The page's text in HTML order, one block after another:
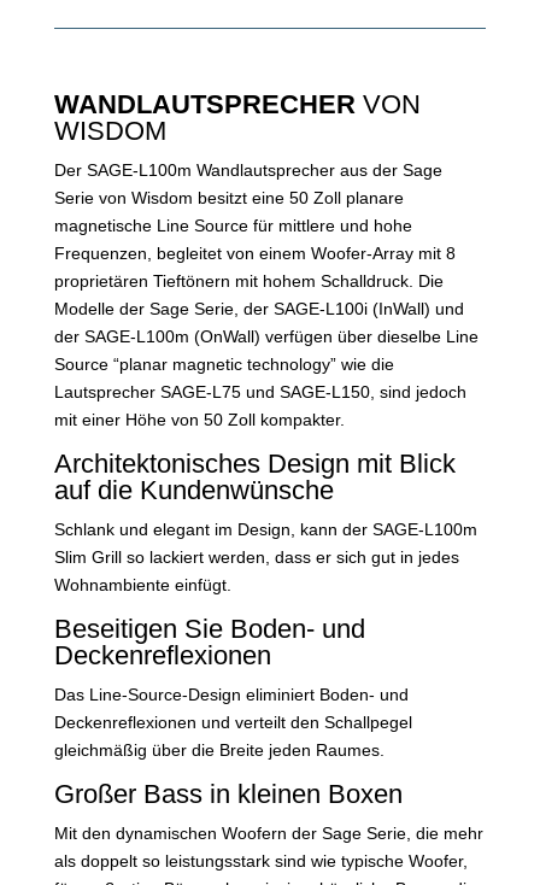
WANDLAUTSPRECHERVON
WISDOM
Der SAGE-L100m Wandlautsprecher aus der Sage
Serie von Wisdom besitzt eine 50 Zoll planare
magnetische Line Source für mittlere und hohe
Frequenzen, begleitet von einem Woofer-Array mit 8
proprietären Tieftönern mit hohem Schalldruck. Die
Modelle der Sage Serie, der SAGE-L100i (InWall) und
der SAGE-L100m (OnWall) verfügen über dieselbe Line
Source “planar magnetic technology” wie die
Lautsprecher SAGE-L75 und SAGE-L150, sind jedoch
mit einer Höhe von 50 Zoll kompakter.
Architektonisches Design mit Blick
auf die Kundenwünsche
Schlank und elegant im Design, kann der SAGE-L100m
Slim Grill so lackiert werden, dass er sich gut in jedes
Wohnambiente einfügt.
Beseitigen Sie Boden- und
Deckenreflexionen
Das Line-Source-Design eliminiert Boden- und
Deckenreflexionen und verteilt den Schallpegel
gleichmäßig über die Breite jeden Raumes.
Großer Bass in kleinen Boxen
Mit den dynamischen Woofern der Sage Serie, die mehr
als doppelt so leistungsstark sind wie typische Woofer,